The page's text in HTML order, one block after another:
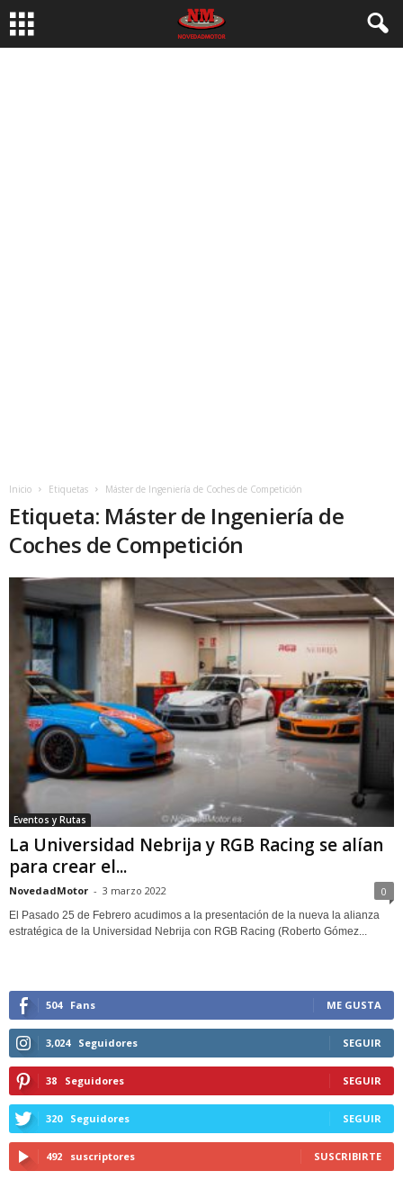
Inicio Etiquetas Máster de Ingeniería de Coches de Competición
Etiqueta: Máster de Ingeniería de
Coches de Competición
Eventos y Rutas
La Universidad Nebrija y RGB Racing se alían
para crear el...
NovedadMotor - 3 marzo 2022 0
El Pasado 25 de Febrero acudimos a la presentación de la nueva la alianza
estratégica de la Universidad Nebrija con RGB Racing (Roberto Gómez...
504 Fans ME GUSTA
3,024 Seguidores SEGUIR
38 Seguidores SEGUIR
320 Seguidores SEGUIR
492 suscriptores SUSCRIBIRTE